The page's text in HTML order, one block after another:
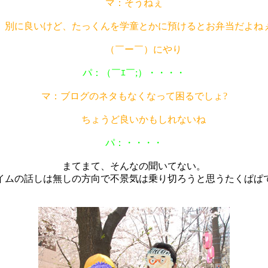
マ：そうねぇ
良いけど、たっくんを学童とかに預けるとお弁当だよね
（￣ー￣）にやり
パ：（￣ｴ￣;）・・・・
マ：ブログのネタもなくなって困るでしょ?
ちょうど良いかもしれないね
パ：・・・・
まてまて、そんなの聞いてない。
ムの話しは無しの方向で不景気は乗り切ろうと思うたくぱぱ